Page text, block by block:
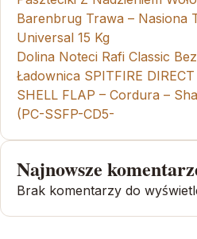
Barenbrug Trawa – Nasiona
Universal 15 Kg
Dolina Noteci Rafi Classic
Ładownica SPITFIRE
SHELL FLAP – Cordura –
(PC-SSFP-CD5-
Najnowsze
Brak komentarzy do